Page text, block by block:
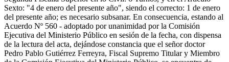
Sexto: "4 de enero del presente año", siendo el correcto: 1 de enero
del presente año; es necesario subsanar. En consecuencia, estando al
Acuerdo Nº 560 - adoptado por unanimidad por la Comisión
Ejecutiva del Ministerio Público en sesión de la fecha, con dispensa
de la lectura del acta, dejándose constancia que el señor doctor
Pedro Pablo Gutiérrez Ferreyra, Fiscal Supremo Titular y Miembro